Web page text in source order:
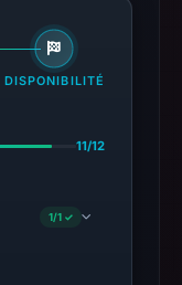
DISPONIBILITÉ
11/12
1/1 ✓